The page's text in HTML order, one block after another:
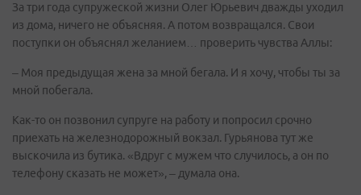
За три года супружеской жизни Олег Юрьевич дважды уходил
из дома, ничего не объясняя. А потом возвращался. Свои
поступки он объяснял желанием… проверить чувства Аллы:
– Моя предыдущая жена за мной бегала. И я хочу, чтобы ты за
мной побегала.
Как-то он позвонил супруге на работу и попросил срочно
приехать на железнодорожный вокзал. Гурьянова тут же
выскочила из бутика. «Вдруг с мужем что случилось, а он по
телефону сказать не может», – думала она.